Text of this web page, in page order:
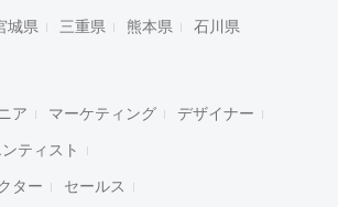
城県 三重県 熊本県 石川県
ア マーケティング デザイナー
ティスト
ター セールス